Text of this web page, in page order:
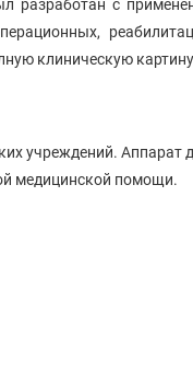
с
клиническую
учреждений. Аппарат
медицинской помощи.